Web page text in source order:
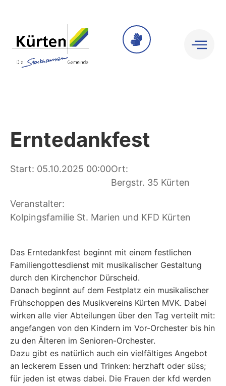
Erntedankfest
Start: 05.10.2025 00:00Ort:
Bergstr. 35 Kürten
Veranstalter:
Kolpingsfamilie St. Marien und KFD Kürten
Das Erntedankfest beginnt mit einem festlichen
Familiengottesdienst mit musikalischer Gestaltung
durch den Kirchenchor Dürscheid.
Danach beginnt auf dem Festplatz ein musikalischer
Frühschoppen des Musikvereins Kürten MVK. Dabei
wirken alle vier Abteilungen über den Tag verteilt mit:
angefangen von den Kindern im Vor-Orchester bis hin
zu den Älteren im Senioren-Orchester.
Dazu gibt es natürlich auch ein vielfältiges Angebot
an leckerem Essen und Trinken: herzhaft oder süss;
für jeden ist etwas dabei. Die Frauen der kfd werden